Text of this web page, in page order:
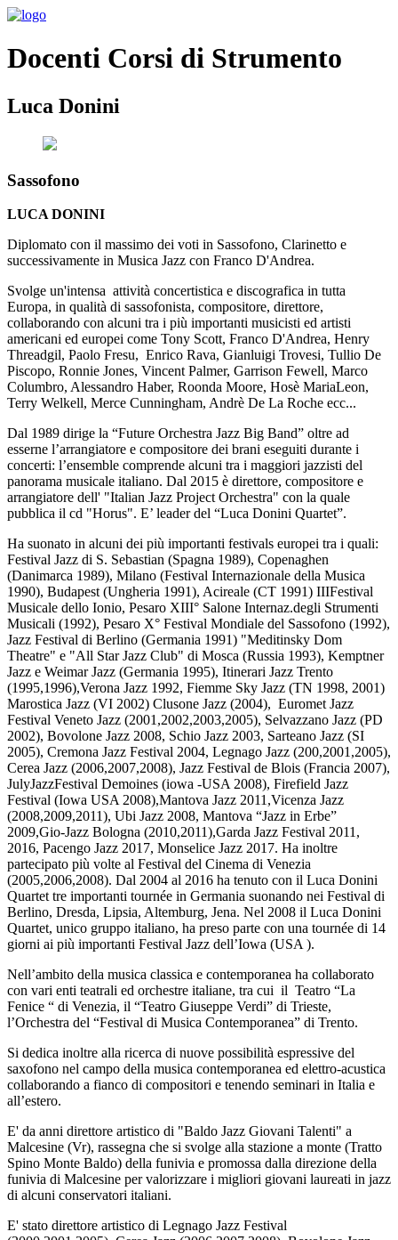
Docenti Corsi di Strumento
Luca Donini
Sassofono
LUCA DONINI
Diplomato con il massimo dei voti in Sassofono, Clarinetto e
successivamente in Musica Jazz con Franco D'Andrea.
Svolge un'intensa attività concertistica e discografica in tutta
Europa, in qualità di sassofonista, compositore, direttore,
collaborando con alcuni tra i più importanti musicisti ed artisti
americani ed europei come Tony Scott, Franco D'Andrea, Henry
Threadgil, Paolo Fresu, Enrico Rava, Gianluigi Trovesi, Tullio De
Piscopo, Ronnie Jones, Vincent Palmer, Garrison Fewell, Marco
Columbro, Alessandro Haber, Roonda Moore, Hosè MariaLeon,
Terry Welkell, Merce Cunningham, Andrè De La Roche ecc...
Dal 1989 dirige la “Future Orchestra Jazz Big Band” oltre ad
esserne l’arrangiatore e compositore dei brani eseguiti durante i
concerti: l’ensemble comprende alcuni tra i maggiori jazzisti del
panorama musicale italiano. Dal 2015 è direttore, compositore e
arrangiatore dell' "Italian Jazz Project Orchestra" con la quale
pubblica il cd "Horus". E’ leader del “Luca Donini Quartet”.
Ha suonato in alcuni dei più importanti festivals europei tra i quali:
Festival Jazz di S. Sebastian (Spagna 1989), Copenaghen
(Danimarca 1989), Milano (Festival Internazionale della Musica
1990), Budapest (Ungheria 1991), Acireale (CT 1991) IIIFestival
Musicale dello Ionio, Pesaro XIII° Salone Internaz.degli Strumenti
Musicali (1992), Pesaro X° Festival Mondiale del Sassofono (1992),
Jazz Festival di Berlino (Germania 1991) "Meditinsky Dom
Theatre" e "All Star Jazz Club" di Mosca (Russia 1993), Kemptner
Jazz e Weimar Jazz (Germania 1995), Itinerari Jazz Trento
(1995,1996),Verona Jazz 1992, Fiemme Sky Jazz (TN 1998, 2001)
Marostica Jazz (VI 2002) Clusone Jazz (2004), Euromet Jazz
Festival Veneto Jazz (2001,2002,2003,2005), Selvazzano Jazz (PD
2002), Bovolone Jazz 2008, Schio Jazz 2003, Sarteano Jazz (SI
2005), Cremona Jazz Festival 2004, Legnago Jazz (200,2001,2005),
Cerea Jazz (2006,2007,2008), Jazz Festival de Blois (Francia 2007),
JulyJazzFestival Demoines (iowa -USA 2008), Firefield Jazz
Festival (Iowa USA 2008),Mantova Jazz 2011,Vicenza Jazz
(2008,2009,2011), Ubi Jazz 2008, Mantova “Jazz in Erbe”
2009,Gio-Jazz Bologna (2010,2011),Garda Jazz Festival 2011,
2016, Pacengo Jazz 2017, Monselice Jazz 2017. Ha inoltre
partecipato più volte al Festival del Cinema di Venezia
(2005,2006,2008). Dal 2004 al 2016 ha tenuto con il Luca Donini
Quartet tre importanti tournée in Germania suonando nei Festival di
Berlino, Dresda, Lipsia, Altemburg, Jena. Nel 2008 il Luca Donini
Quartet, unico gruppo italiano, ha preso parte con una tournée di 14
giorni ai più importanti Festival Jazz dell’Iowa (USA ).
Nell’ambito della musica classica e contemporanea ha collaborato
con vari enti teatrali ed orchestre italiane, tra cui il Teatro “La
Fenice “ di Venezia, il “Teatro Giuseppe Verdi” di Trieste,
l’Orchestra del “Festival di Musica Contemporanea” di Trento.
Si dedica inoltre alla ricerca di nuove possibilità espressive del
saxofono nel campo della musica contemporanea ed elettro-acustica
collaborando a fianco di compositori e tenendo seminari in Italia e
all’estero.
E' da anni direttore artistico di "Baldo Jazz Giovani Talenti" a
Malcesine (Vr), rassegna che si svolge alla stazione a monte (Tratto
Spino Monte Baldo) della funivia e promossa dalla direzione della
funivia di Malcesine per valorizzare i migliori giovani laureati in jazz
di alcuni conservatori italiani.
E' stato direttore artistico di Legnago Jazz Festival